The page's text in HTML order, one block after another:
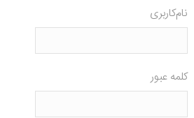
نام‌کاربری
کلمه عبور